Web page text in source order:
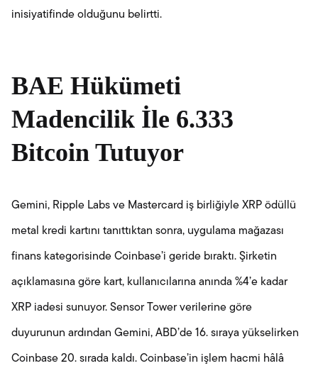
inisiyatifinde olduğunu belirtti.
BAE Hükümeti
Madencilik İle 6.333
Bitcoin Tutuyor
Gemini, Ripple Labs ve Mastercard iş birliğiyle XRP ödüllü
metal kredi kartını tanıttıktan sonra, uygulama mağazası
finans kategorisinde Coinbase’i geride bıraktı. Şirketin
açıklamasına göre kart, kullanıcılarına anında %4’e kadar
XRP iadesi sunuyor. Sensor Tower verilerine göre
duyurunun ardından Gemini, ABD’de 16. sıraya yükselirken
Coinbase 20. sırada kaldı. Coinbase’in işlem hacmi hâlâ